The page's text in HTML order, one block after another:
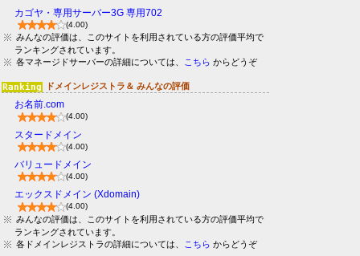
カゴヤ・専用サーバー3G 専用702
(4.00)
みんなの評価は、このサイトを利用されている方の評価平均で
ランキングされています。
各マネージドサーバーの詳細については、
こちら からどうぞ
ドメインレジストラ＆ みんなの評価
お名前.com
(4.00)
スタードメイン
(4.00)
バリュードメイン
(4.00)
エックスドメイン (Xdomain)
(4.00)
みんなの評価は、このサイトを利用されている方の評価平均で
ランキングされています。
各ドメインレジストラの詳細については、
こちら からどうぞ